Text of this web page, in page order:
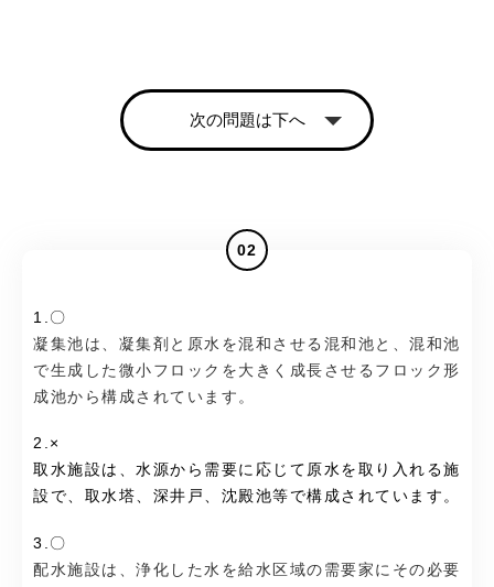
次の問題は下へ
02
1.〇
凝集池は、凝集剤と原水を混和させる混和池と、混和池
で生成した微小フロックを大きく成長させるフロック形
成池から構成されています。
2.×
取水施設は、水源から需要に応じて原水を取り入れる施
設で、取水塔、深井戸、沈殿池等で構成されています。
3.〇
配水施設は、浄化した水を給水区域の需要家にその必要